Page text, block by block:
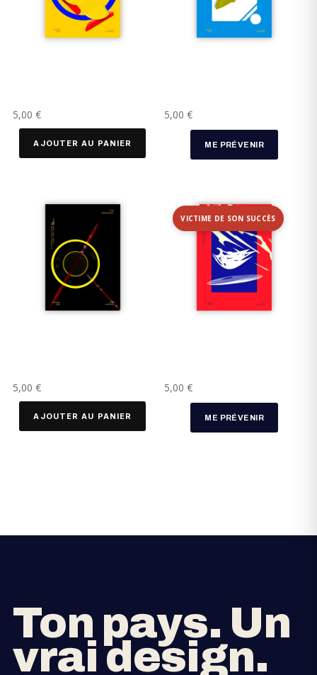
5,00 €
AJOUTER AU PANIER
5,00€
ME PRÉVENIR
5,00 €
AJOUTER AU PANIER
5,00€
ME PRÉVENIR
Ton pays. Un
vrai design.